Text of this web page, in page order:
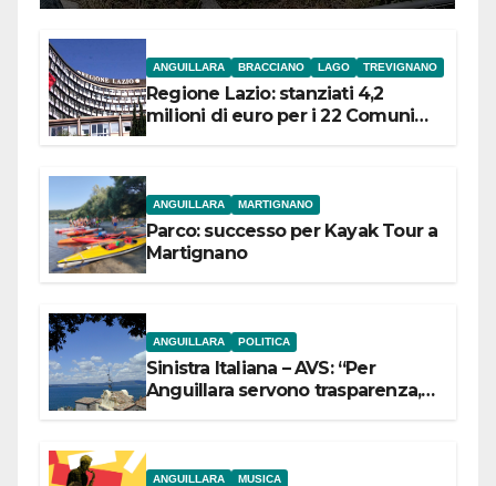
ANGUILLARA BRACCIANO LAGO TREVIGNANO
Regione Lazio: stanziati 4,2
milioni di euro per i 22 Comuni
ANGUILLARA MARTIGNANO
Parco: successo per Kayak Tour a
Martignano
ANGUILLARA POLITICA
Sinistra Italiana – AVS: “Per
Anguillara servono trasparenza,
ANGUILLARA MUSICA